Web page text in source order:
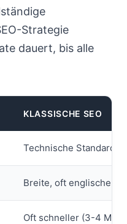
Strategie
dauert, bis alle
KLASSISCHE SEO
Technische Standards
Breite, oft englische
Oft schneller (3-4